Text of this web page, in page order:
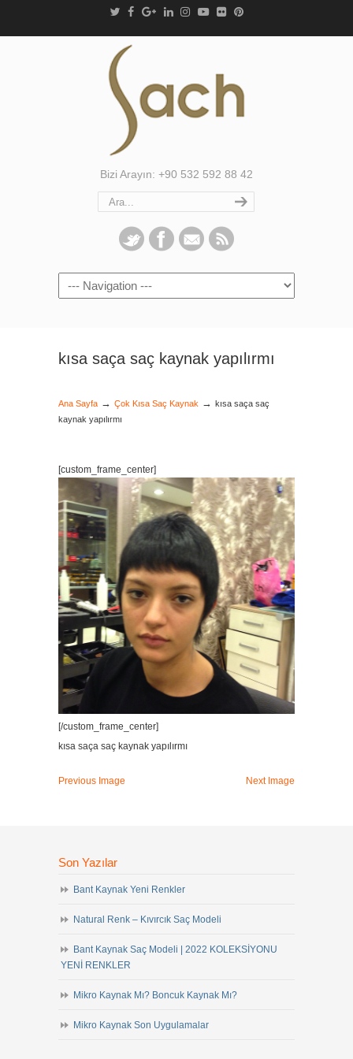
Bizi Arayın: +90 532 592 88 42
Navigation
kısa saça saç kaynak yapılırmı
Ana Sayfa → Çok Kısa Saç Kaynak → kısa saça saç
kaynak yapılırmı
[custom_frame_center]
[/custom_frame_center]
kısa saça saç kaynak yapılırmı
Previous Image Next Image
Son Yazılar
Bant Kaynak Yeni Renkler
Natural Renk – Kıvırcık Saç Modeli
Bant Kaynak Saç Modeli | 2022 KOLEKSİYONU
YENİ RENKLER
Mikro Kaynak Mı? Boncuk Kaynak Mı?
Mikro Kaynak Son Uygulamalar